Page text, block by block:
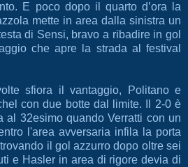
E poco dopo il quarto d’ora la
mette in area dalla sinistra un
di Sensi, bravo a ribadire in gol
che apre la strada al festival
sfiora il vantaggio, Politano e
con due botte dal limite. Il 2-0 è
al 32esimo quando Verratti con un
l'area avversaria infila la porta
il gol azzurro dopo oltre sei
e Hasler in area di rigore devia di